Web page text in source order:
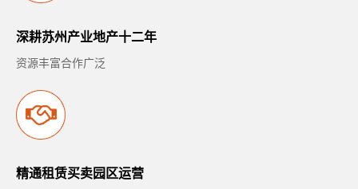
深耕苏州产业地产十二年
资源丰富合作广泛
精通租赁买卖园区运营